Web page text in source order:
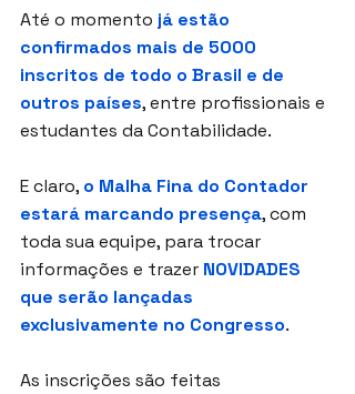
Até o momento já estão
confirmados mais de 5000
inscritos de todo o Brasil e de
outros países, entre profissionais e
estudantes da Contabilidade.
E claro, o Malha Fina do Contador
estará marcando presença, com
toda sua equipe, para trocar
informações e trazer NOVIDADES
que serão lançadas
exclusivamente no Congresso.
As inscrições são feitas